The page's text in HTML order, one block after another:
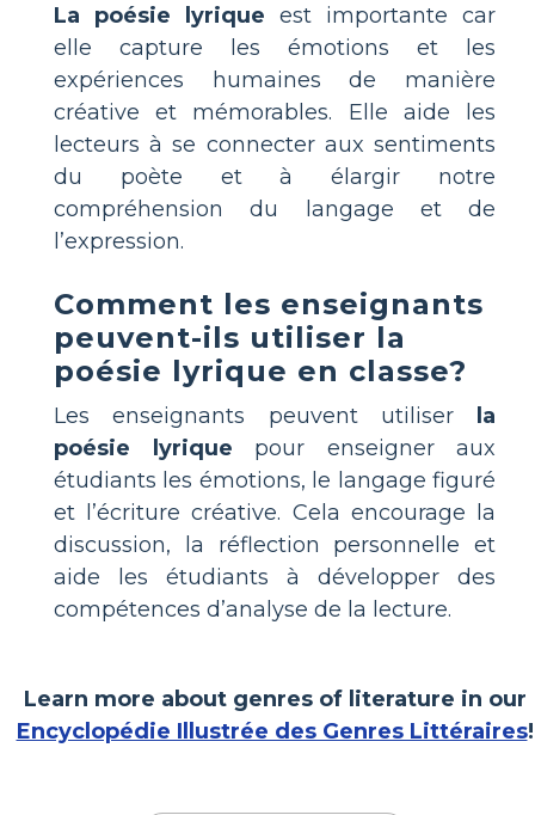
La poésie lyrique est importante car
elle capture les émotions et les
expériences humaines de manière
créative et mémorables. Elle aide les
lecteurs à se connecter aux sentiments
du poète et à élargir notre
compréhension du langage et de
l’expression.
Comment les enseignants
peuvent-ils utiliser la
poésie lyrique en classe?
Les enseignants peuvent utiliser
la
poésie lyrique pour enseigner aux
étudiants les émotions, le langage figuré
et l’écriture créative. Cela encourage la
discussion, la réflection personnelle et
aide les étudiants à développer des
compétences d’analyse de la lecture.
Learn more about genres of literature in our
Encyclopédie Illustrée des Genres Littéraires!